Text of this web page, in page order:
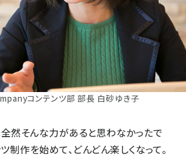
コンテンツ部 部長 白砂ゆき子
然そんな力があると思わなかったで
制作を始めて、どんどん楽しくなって。